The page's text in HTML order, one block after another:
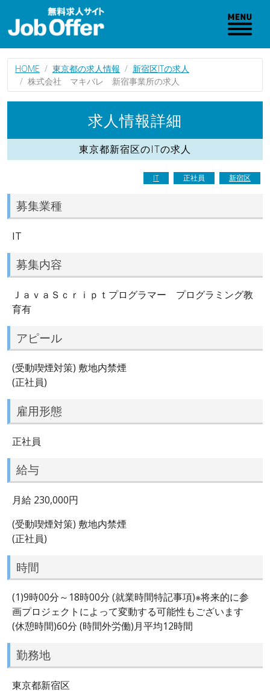
HOME 東京都の求人情報
新宿区ITの求人
株式会社 マキバレ 新宿事業所の求人
求人情報詳細
東京都新宿区のITの求人
IT 正社員 新宿区
募集業種
IT
募集内容
ＪａｖａＳｃｒｉｐｔプログラマー プログラミング教
育有
アピール
(受動喫煙対策) 敷地内禁煙
(正社員)
雇用形態
正社員
給与
月給 230,000円
(受動喫煙対策) 敷地内禁煙
(正社員)
時間
(1)9時00分～18時00分 (就業時間特記事項)※将来的に参
画プロジェクトによって変動する可能性もございます
(休憩時間)60分 (時間外労働)月平均12時間
勤務地
東京都新宿区